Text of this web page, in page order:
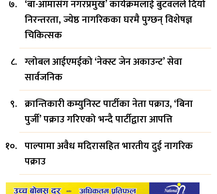
‘बा-आमासँग नगरप्रमुख’ कार्यक्रमलाई बुटवलले दियो
निरन्तरता, ज्येष्ठ नागरिकका घरमै पुग्छन् विशेषज्ञ
चिकित्सक
ग्लोबल आईएमईको ‘नेक्स्ट जेन अकाउन्ट’ सेवा
सार्वजनिक
क्रान्तिकारी कम्युनिस्ट पार्टीका नेता पक्राउ, ‘बिना
पुर्जी’ पक्राउ गरिएको भन्दै पार्टीद्वारा आपत्ति
पाल्पामा अवैध मदिरासहित भारतीय दुई नागरिक
पक्राउ